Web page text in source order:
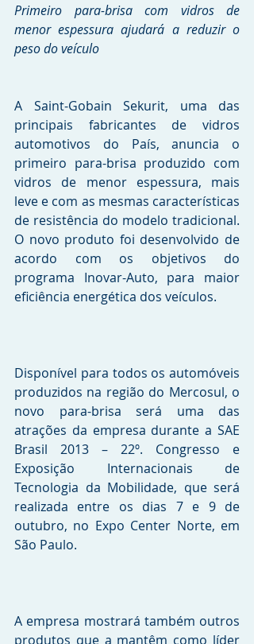
Primeiro para-brisa com vidros de
menor espessura ajudará a reduzir o
peso do veículo
A Saint-Gobain Sekurit, uma das
principais fabricantes de vidros
automotivos do País, anuncia o
primeiro para-brisa produzido com
vidros de menor espessura, mais
leve e com as mesmas características
de resistência do modelo tradicional.
O novo produto foi desenvolvido de
acordo com os objetivos do
programa Inovar-Auto, para maior
eficiência energética dos veículos.
Disponível para todos os automóveis
produzidos na região do Mercosul, o
novo para-brisa será uma das
atrações da empresa durante a SAE
Brasil 2013 – 22º. Congresso e
Exposição Internacionais de
Tecnologia da Mobilidade, que será
realizada entre os dias 7 e 9 de
outubro, no Expo Center Norte, em
São Paulo.
A empresa mostrará também outros
produtos que a mantêm como líder